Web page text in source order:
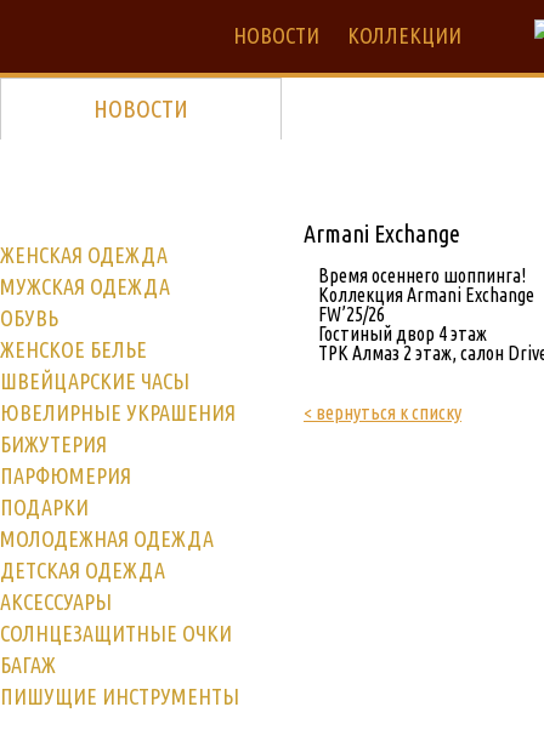
НОВОСТИ КОЛЛЕКЦИИ
НОВОСТИ
ЖЕНСКАЯ ОДЕЖДА
МУЖСКАЯ ОДЕЖДА
ОБУВЬ
ЖЕНСКОЕ БЕЛЬЕ
ШВЕЙЦАРСКИЕ ЧАСЫ
ЮВЕЛИРНЫЕ УКРАШЕНИЯ
БИЖУТЕРИЯ
ПАРФЮМЕРИЯ
ПОДАРКИ
МОЛОДЕЖНАЯ ОДЕЖДА
ДЕТСКАЯ ОДЕЖДА
АКСЕССУАРЫ
СОЛНЦЕЗАЩИТНЫЕ ОЧКИ
БАГАЖ
ПИШУЩИЕ ИНСТРУМЕНТЫ
Armani Exchange
Время осеннего шоппинга!
Коллекция Armani Exchange
FW’25/26
Гостиный двор 4 этаж
ТРК Алмаз 2 этаж, салон
< вернуться к списку